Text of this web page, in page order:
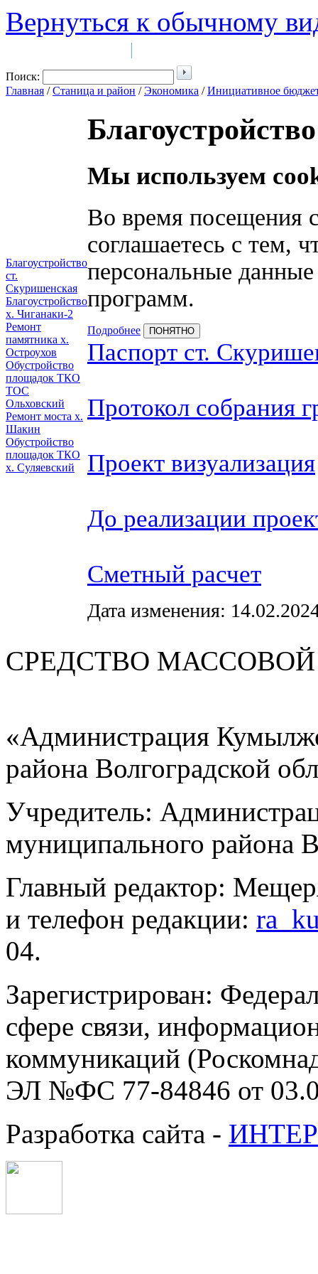
Вернуться к обычному
|
Поиск:
Главная /Станица и район /Экономика /Инициативное
Благоустройство
ст.
Скуришенская
Благоустройство
х. Чиганаки-2
Ремонт
памятника х.
Остроухов
Обустройство
площадок ТКО
ТОС
Ольховский
Ремонт моста х.
Шакин
Обустройство
площадок ТКО
х. Суляевский
Мы используем
Во время посещения
соглашаетесь с тем,
персональные
программ.
Подробнее ПОНЯТНО
Паспорт ст.
Протокол собрания
Проект визуализация
До реализации
Сметный расчет
Дата изменения:
СРЕДСТВО
«Администрация
района Волгоградской
Учредитель:
муниципального района
Главный редактор:
и телефон редакции:
04.
Зарегистрирован:
сфере связи,
коммуникаций
ЭЛ №ФС 77-84846 от
Разработка сайта -